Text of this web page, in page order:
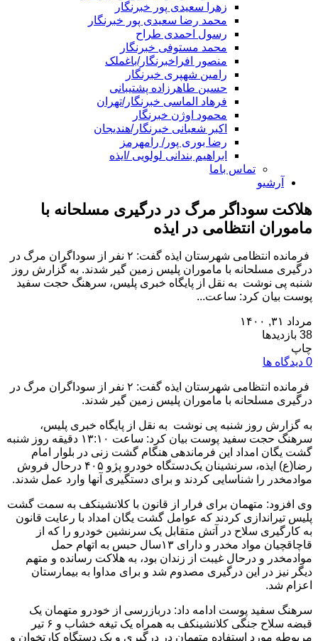
زهرا سعیدی پور خبرنگار
محمد رضا سعیدی پور خبرنگار
رسول احمدی طراح
محمد مستوفی خبرنگار
منصور افراخبرنگار/باغملک
رامین شهپری خبرنگار
حسین طاهرزاده پشتیبانی
فرهاد الماسی خبرنگار/تهران
محمود اوژن خبرنگار
اکبر شعبانی خبرنگار/هندیجان
رضا بوری پور/ رامهرمز
ابراهیم بندانی لولویی /ایذه
تماس باما
آرشیو
هلاکت سوداگر مرگ در درگیری مسلحانه با
ماموران انتظامی در ایذه
فرمانده انتظامی شهرستان ایذه گفت: ۲ نفر از سوداگران مرگ در
درگیری مسلحانه با ماموران پلیس زمین گیر شدند. به گزارش روز
شنبه پی نوشت به نقل از پایگاه خبری پلیس، سرهنگ حجت سفید
پوست بیان کرد: ساعت...
مرداد ۳۱, ۱۴۰۰
38 بازدیدها
چاپ
0 دیدگاه ها
فرمانده انتظامی شهرستان ایذه گفت: ۲ نفر از سوداگران مرگ در
درگیری مسلحانه با ماموران پلیس زمین گیر شدند.
به گزارش روز شنبه پی نوشت به نقل از پایگاه خبری پلیس،
سرهنگ حجت سفید پوست بیان کرد: ساعت ۱۳:۱۰ دقیقه روز شنبه
گشت یگان امداد این فرماندهی هنگام گشت زنی در بلوار امام
رضا(ع) ایذه، سرنشینان یک‌دستگاه خودرو پژو ۴۰۵ درحال فروش
موادمخدر را شناسایی کردند و برای دستگیری آنها وارد عمل شدند.
وی افزود: متهمان برای فرار از قانون با کلانشینکف به سمت گشت
پلیس تیراندازی کردند که عوامل گشت یگان امداد با رعایت قانون
به کارگیری سلاح در آتش متقابل یک سرنشین خودرو را که از
قاچاقچیان مواد مخدر و دارای ۱۳سال حبس به اتهام حمل
موادمخدر و درحال غیبت از زندان بود، به هلاکت رسانده و متهم
دیگر نیز در این درگیری مصدوم شد و برای مداوا به بیمارستان
اعزام شد.
سرهنگ سفید پوست ادامه داد: دربازرسی از خودرو متهمان یک
قبضه سلاح جنگی کلانشینکف به همراه یک تیغه خشاب و ۶ تیر
مربوطه مورد استفاده متهمان در درگیری و یک‌ دستگاه کارتخوان و